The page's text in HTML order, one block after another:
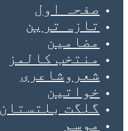
صفحہ اول
تازہ ترین
مضامین
منتخب کالمز
شعروشاعری
خواتین
گلگت بلتستان
موسم